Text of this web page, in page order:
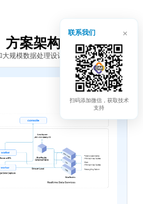
方案架构
规模数据处理设计的可扩展架构。
联系我们 ×
扫码添加微信，获取技术
支持